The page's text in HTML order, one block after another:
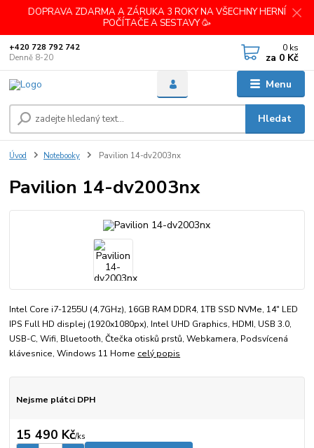
DOPRAVA ZDARMA A ZÁRUKA 3 ROKY NA VŠECHNY HERNÍ
POČÍTAČE A SESTAVY 🥳
Menu
Hledat
+420 728 792 742
Denně 8-20
0 ks
za 0 Kč
Úvod Notebooky Pavilion 14-dv2003nx
Pavilion 14-dv2003nx
Intel Core i7-1255U (4,7GHz), 16GB RAM DDR4, 1TB SSD NVMe, 14" LED
IPS Full HD displej (1920x1080px), Intel UHD Graphics, HDMI, USB 3.0,
USB-C, Wifi, Bluetooth, Čtečka otisků prstů, Webkamera, Podsvícená
klávesnice, Windows 11 Home celý popis
Nejsme plátci DPH
15 490 Kč/ks